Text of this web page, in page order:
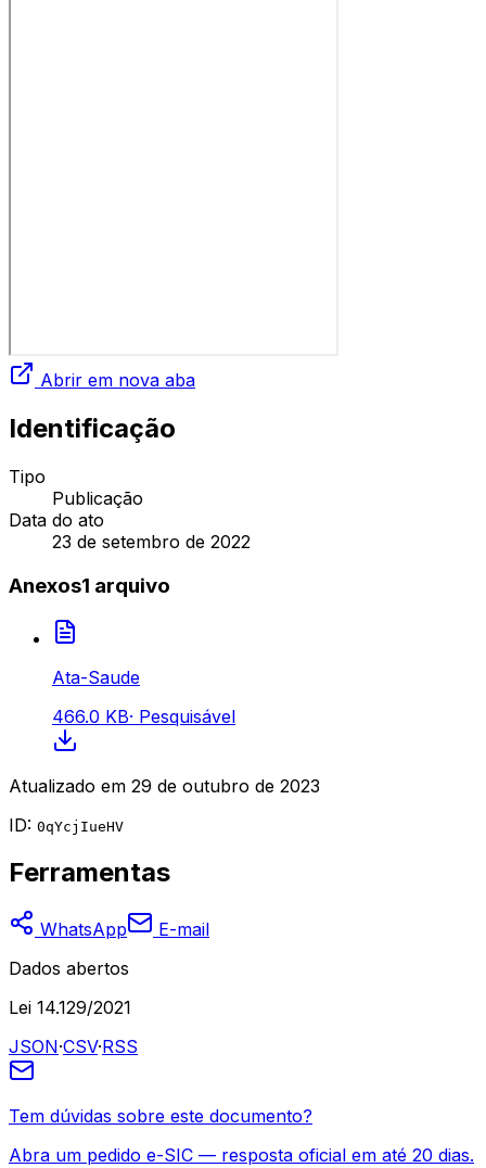
Abrir em nova aba
Identificação
Tipo
Publicação
Data do ato
23 de setembro de 2022
Anexos1 arquivo
Ata-Saude
466.0 KB· Pesquisável
Atualizado em 29 de outubro de 2023
ID: 0qYcjIueHV
Ferramentas
WhatsApp
E-mail
Dados abertos
Lei 14.129/2021
JSON·CSV·RSS
Tem dúvidas sobre este documento?
Abra um pedido e-SIC — resposta oficial em até 20 dias.